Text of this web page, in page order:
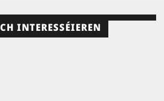
INTERESSÉIEREN